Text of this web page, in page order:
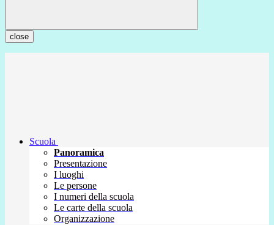
close
Scuola
Panoramica
Presentazione
I luoghi
Le persone
I numeri della scuola
Le carte della scuola
Organizzazione